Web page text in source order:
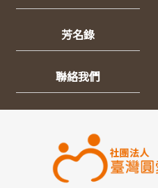
芳名錄
聯絡我們